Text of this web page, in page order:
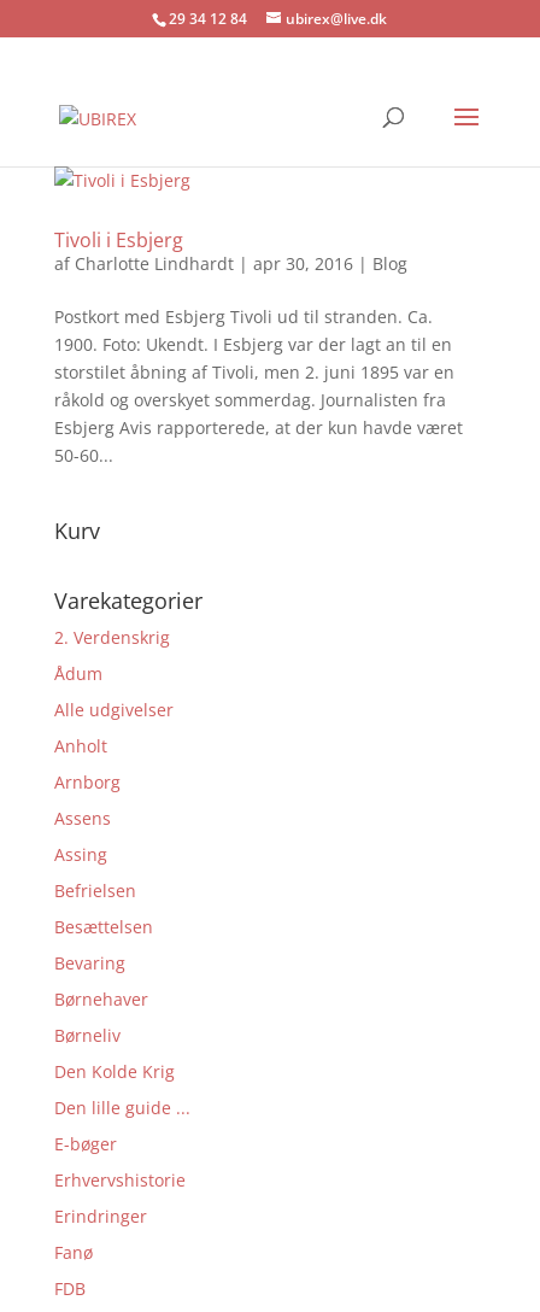
29 34 12 84 ubirex@live.dk
Tivoli i Esbjerg
af Charlotte Lindhardt| apr 30, 2016| Blog
Postkort med Esbjerg Tivoli ud til stranden. Ca.
1900. Foto: Ukendt. I Esbjerg var der lagt an til en
storstilet åbning af Tivoli, men 2. juni 1895 var en
råkold og overskyet sommerdag. Journalisten fra
Esbjerg Avis rapporterede, at der kun havde været
50-60...
Kurv
Varekategorier
2. Verdenskrig
Ådum
Alle udgivelser
Anholt
Arnborg
Assens
Assing
Befrielsen
Besættelsen
Bevaring
Børnehaver
Børneliv
Den Kolde Krig
Den lille guide ...
E-bøger
Erhvervshistorie
Erindringer
Fanø
FDB